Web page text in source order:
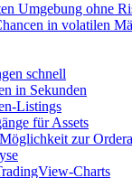
Umgebung ohne
in volatilen
schnell
in Sekunden
Listings
für Assets
zur
Charts